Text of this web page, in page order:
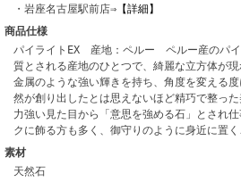
・岩座名古屋駅前店⇒ 【詳細】
商品仕様
パイライトEX 産地：ペルー ペルー産のパイ
質とされる産地のひとつで、綺麗な立方体が現
金属のような強い輝きを持ち、角度を変える
然が創り出したとは思えないほど精巧で整った
力強い見た目から「意思を強める石」とされ
クに飾る方も多く、御守りのように身近に置く
素材
天然石